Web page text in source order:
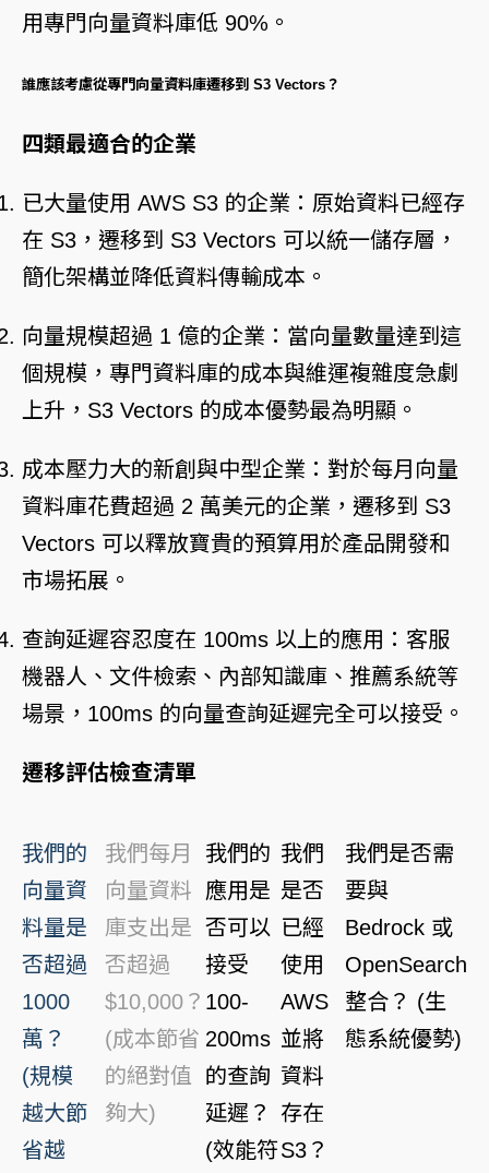
用專門向量資料庫低 90%。
誰應該考慮從專門向量資料庫遷移到 S3 Vectors？
四類最適合的企業
已大量使用 AWS S3 的企業：原始資料已經存
在 S3，遷移到 S3 Vectors 可以統一儲存層，
簡化架構並降低資料傳輸成本。
向量規模超過 1 億的企業：當向量數量達到這
個規模，專門資料庫的成本與維運複雜度急劇
上升，S3 Vectors 的成本優勢最為明顯。
成本壓力大的新創與中型企業：對於每月向量
資料庫花費超過 2 萬美元的企業，遷移到 S3
Vectors 可以釋放寶貴的預算用於產品開發和
市場拓展。
查詢延遲容忍度在 100ms 以上的應用：客服
機器人、文件檢索、內部知識庫、推薦系統等
場景，100ms 的向量查詢延遲完全可以接受。
遷移評估檢查清單
我們的
向量資
料量是
否超過
1000
萬？
(規模
越大節
省越
我們每月
向量資料
庫支出是
否超過
$10,000？
(成本節省
的絕對值
夠大)
我們的
應用是
否可以
接受
100-
200ms
的查詢
延遲？
(效能符
我們
是否
已經
使用
AWS
並將
資料
存在
S3？
我們是否需
要與
Bedrock 或
OpenSearch
整合？ (生
態系統優勢)